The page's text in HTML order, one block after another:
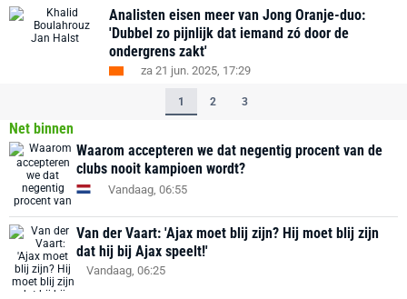
Analisten eisen meer van Jong Oranje-duo:
'Dubbel zo pijnlijk dat iemand zó door de
ondergrens zakt'
za 21 jun. 2025, 17:29
1 2 3
Net binnen
Waarom accepteren we dat negentig procent van de
clubs nooit kampioen wordt?
Vandaag, 06:55
Van der Vaart: 'Ajax moet blij zijn? Hij moet blij zijn
dat hij bij Ajax speelt!'
Vandaag, 06:25